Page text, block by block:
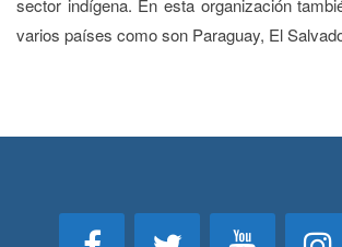
sector indígena. En esta organización
varios países como son Paraguay, El